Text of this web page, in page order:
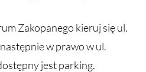
Zakopanego kieruj się ul.
w prawo w ul.
jest parking.